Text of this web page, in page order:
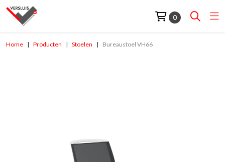
0
Home Producten Stoelen Bureaustoel VH66